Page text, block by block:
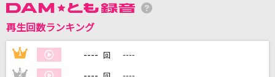
再生回数ランキング
1 ---- 回 ----
2 ----